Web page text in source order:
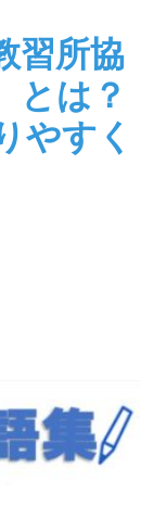
習所協
とは？
やすく